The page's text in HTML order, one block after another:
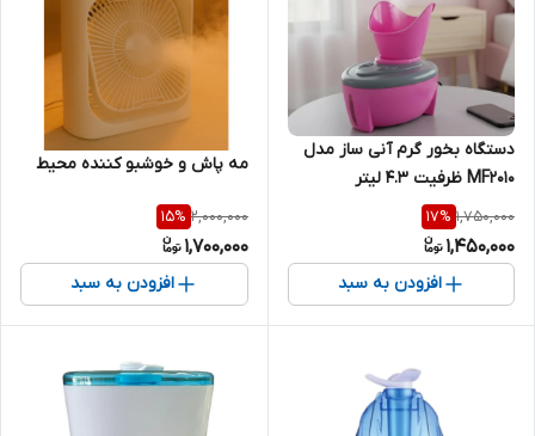
دستگاه بخور گرم آنی ساز مدل
MF2010 ظرفیت ۴.۳ لیتر
1,750,000
17%
1,450,000
افزودن به سبد
مه پاش و خوشبو کننده محیط
2,000,000
15%
1,700,000
افزودن به سبد